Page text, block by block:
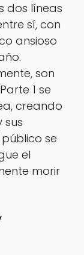
dos líneas
sí, con
ansioso
son
1 se
creando
sus
se
el
morir